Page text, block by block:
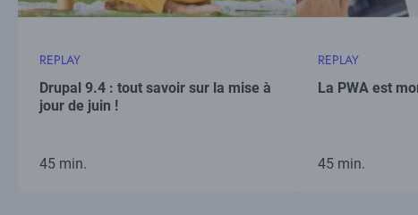
REPLAY
Drupal 9.4 : tout savoir sur la mise à
jour de juin !
45 min.
REPLAY
La PWA est
45 min.